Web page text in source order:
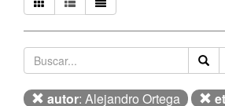
autor: Alejandro Ortega